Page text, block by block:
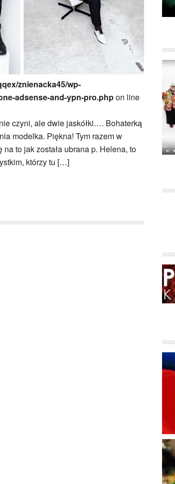
znienacka45/wp-
adsense-and-ypn-pro.phpon line
czyni, ale dwie jaskółki…. Bohaterką
modelka. Piękna! Tym razem w
to jak została ubrana p. Helena, to
którzy tu […]